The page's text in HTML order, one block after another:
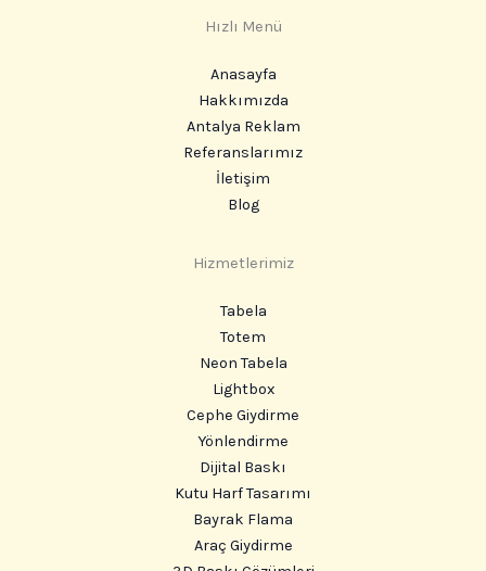
Hızlı Menü
Anasayfa
Hakkımızda
Antalya Reklam
Referanslarımız
İletişim
Blog
Hizmetlerimiz
Tabela
Totem
Neon Tabela
Lightbox
Cephe Giydirme
Yönlendirme
Dijital Baskı
Kutu Harf Tasarımı
Bayrak Flama
Araç Giydirme